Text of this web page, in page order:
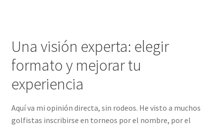
Una visión experta: elegir
formato y mejorar tu
experiencia
Aquí va mi opinión directa, sin rodeos. He visto a muchos
golfistas inscribirse en torneos por el nombre, por el